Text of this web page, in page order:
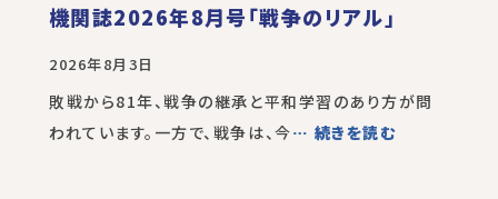
機関誌2026年8月号「戦争のリアル」
2026年8月3日
敗戦から81年、戦争の継承と平和学習のあり方が問
われています。一方で、戦争は、今… 続きを読む